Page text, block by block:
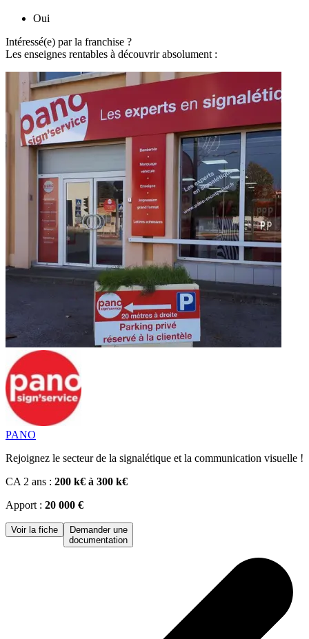
Oui
Intéressé(e) par la franchise ?
Les enseignes rentables à découvrir absolument :
PANO
Rejoignez le secteur de la signalétique et la communication visuelle !
CA 2 ans : 200 k€ à 300 k€
Apport : 20 000 €
Voir la fiche
Demander une
documentation